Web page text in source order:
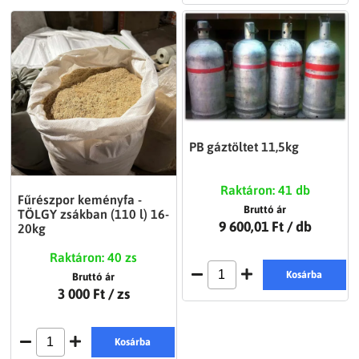
Fűrészpor keményfa -
TÖLGY zsákban (110 l) 16-
20kg
Raktáron: 40 zs
Bruttó ár
3 000 Ft / zs
Kosárba
PB gáztöltet 11,5kg
Raktáron: 41 db
Bruttó ár
9 600,01 Ft / db
Kosárba